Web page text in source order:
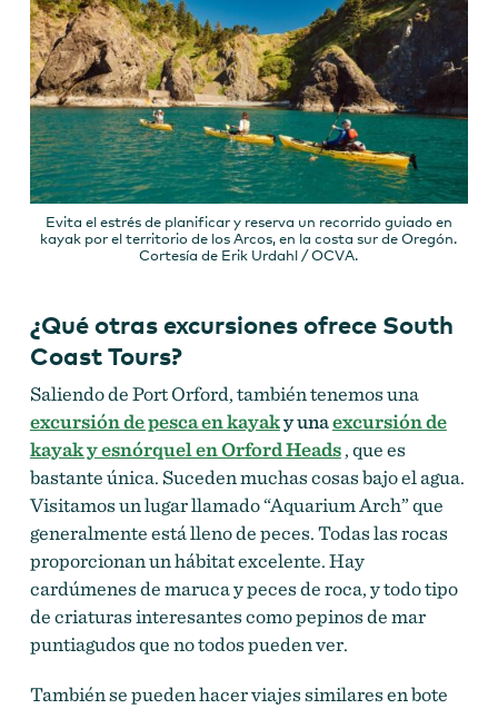
Evita el estrés de planificar y reserva un recorrido guiado en
kayak por el territorio de los Arcos, en la costa sur de Oregón.
Cortesía de Erik Urdahl / OCVA.
¿Qué otras excursiones ofrece South
Coast Tours?
Saliendo de Port Orford, también tenemos una
excursión de pesca en kayaky unaexcursión de
kayak y esnórquel en Orford Heads, que es
bastante única. Suceden muchas cosas bajo el agua.
Visitamos un lugar llamado “Aquarium Arch” que
generalmente está lleno de peces. Todas las rocas
proporcionan un hábitat excelente. Hay
cardúmenes de maruca y peces de roca, y todo tipo
de criaturas interesantes como pepinos de mar
puntiagudos que no todos pueden ver.
También se pueden hacer viajes similares en bote